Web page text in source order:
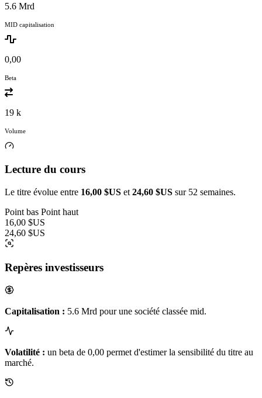
5.6 Mrd
MID capitalisation
0,00
Beta
19 k
Volume
Lecture du cours
Le titre évolue entre 16,00 $US et 24,60 $US sur 52 semaines.
Point bas Point haut
16,00 $US
24,60 $US
Repères investisseurs
Capitalisation : 5.6 Mrd pour une société classée mid.
Volatilité : un beta de 0,00 permet d'estimer la sensibilité du titre au
marché.